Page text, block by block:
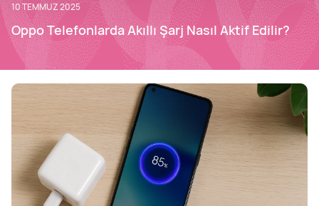
10 TEMMUZ 2025
Oppo Telefonlarda Akıllı Şarj Nasıl Aktif Edilir?